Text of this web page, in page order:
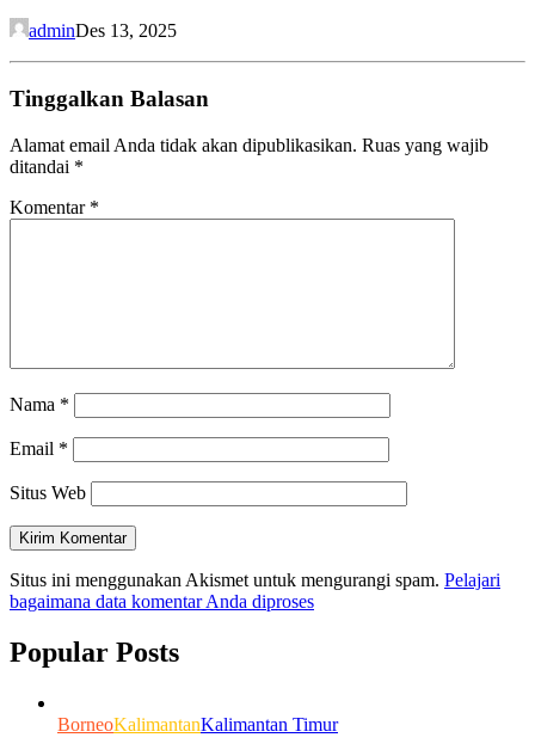
adminDes 13, 2025
Tinggalkan Balasan
Alamat email Anda tidak akan dipublikasikan. Ruas yang wajib
ditandai *
Komentar *
Nama *
Email *
Situs Web
Situs ini menggunakan Akismet untuk mengurangi spam. Pelajari
bagaimana data komentar Anda diproses
Popular Posts
BorneoKalimantanKalimantan Timur